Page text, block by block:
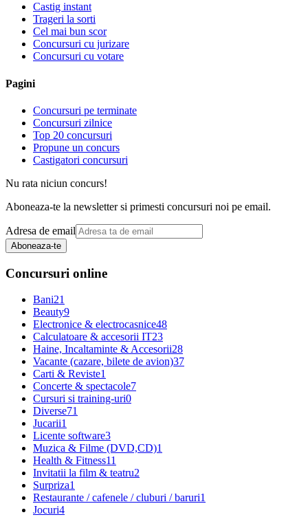
Castig instant
Trageri la sorti
Cel mai bun scor
Concursuri cu jurizare
Concursuri cu votare
Pagini
Concursuri pe terminate
Concursuri zilnice
Top 20 concursuri
Propune un concurs
Castigatori concursuri
Nu rata niciun concurs!
Aboneaza-te la newsletter si primesti concursuri noi pe email.
Adresa de email
Aboneaza-te
Concursuri online
Bani21
Beauty9
Electronice & electrocasnice48
Calculatoare & accesorii IT23
Haine, Incaltaminte & Accesorii28
Vacante (cazare, bilete de avion)37
Carti & Reviste1
Concerte & spectacole7
Cursuri si training-uri0
Diverse71
Jucarii1
Licente software3
Muzica & Filme (DVD,CD)1
Health & Fitness11
Invitatii la film & teatru2
Surpriza1
Restaurante / cafenele / cluburi / baruri1
Jocuri4